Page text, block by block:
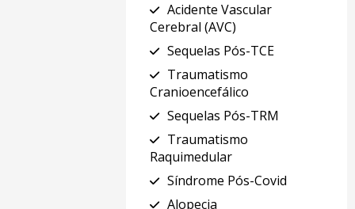
Acidente Vascular
Cerebral (AVC)
Sequelas Pós-TCE
Traumatismo
Cranioencefálico
Sequelas Pós-TRM
Traumatismo
Raquimedular
Síndrome Pós-Covid
Alopecia